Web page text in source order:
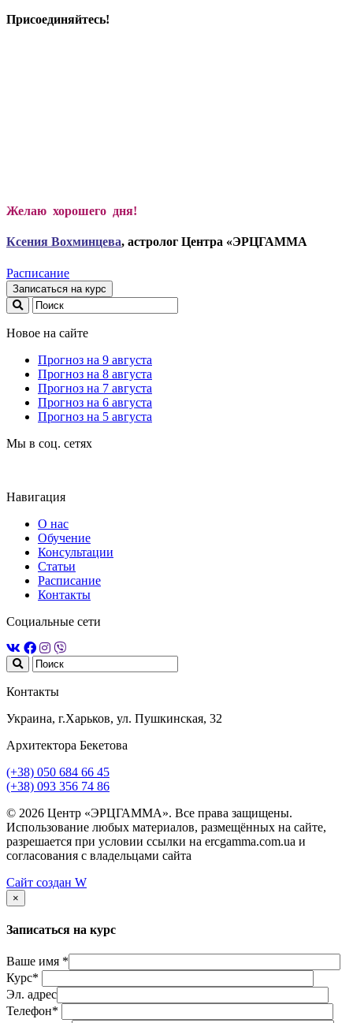
Присоединяйтесь!
Желаю хорошего дня!
Ксения Вохминцева, астролог Центра «ЭРЦГАММА
Расписание
Записаться на курс
Новое на сайте
Прогноз на 9 августа
Прогноз на 8 августа
Прогноз на 7 августа
Прогноз на 6 августа
Прогноз на 5 августа
Мы в соц. сетях
Навигация
О нас
Обучение
Консультации
Статьи
Расписание
Контакты
Социальные сети
Контакты
Украина, г.Харьков, ул. Пушкинская, 32
Архитектора Бекетова
(+38) 050 684 66 45
(+38) 093 356 74 86
© 2026 Центр «ЭРЦГАММА». Все права защищены.
Использование любых материалов, размещённых на сайте,
разрешается при условии ссылки на ercgamma.com.ua и
согласования с владельцами сайта
Сайт создан W
×
Записаться на курс
Ваше имя *
Курс*
Эл. адрес
Телефон*